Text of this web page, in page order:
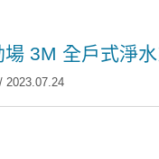
場 3M 全戶式淨
2023.07.24